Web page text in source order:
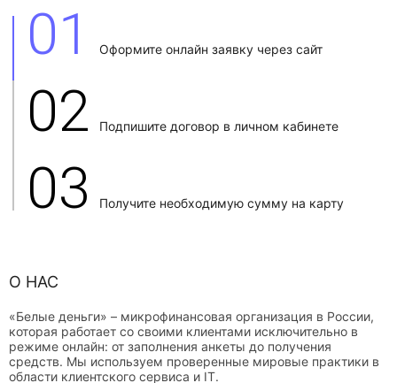
01 Оформите онлайн заявку через сайт
02 Подпишите договор в личном кабинете
03 Получите необходимую сумму на карту
О НАС
«Белые деньги» – микрофинансовая организация в России,
которая работает со своими клиентами исключительно в
режиме онлайн: от заполнения анкеты до получения
средств. Мы используем проверенные мировые практики в
области клиентского сервиса и IT.